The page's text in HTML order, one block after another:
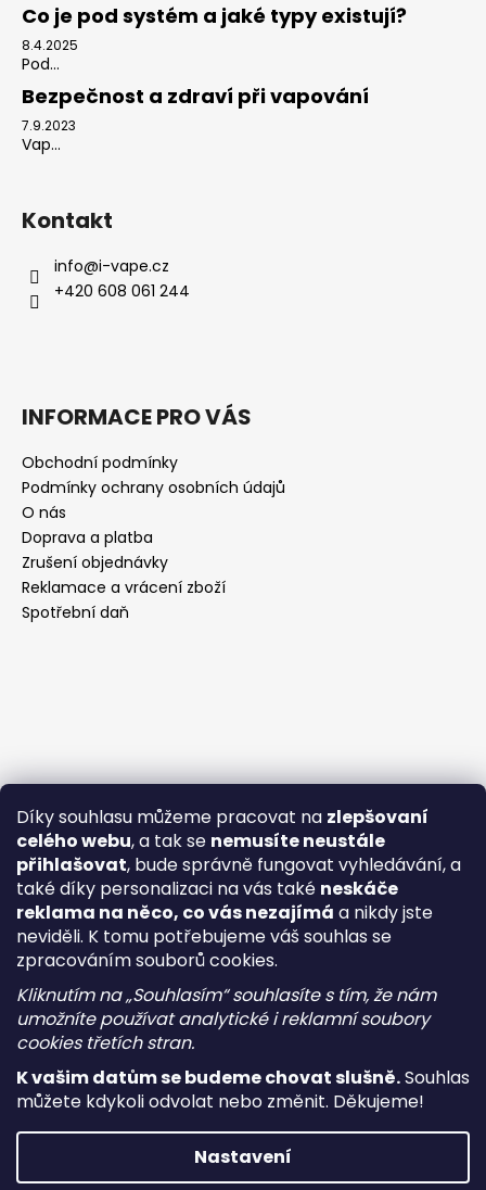
Díky souhlasu můžeme pracovat na zlepšovaní
celého webu, a tak se nemusíte neustále
přihlašovat, bude správně fungovat vyhledávání, a
také díky personalizaci na vás také neskáče
reklama na něco, co vás nezajímá a nikdy jste
neviděli. K tomu potřebujeme váš souhlas se
zpracováním souborů cookies.
Kliknutím na „Souhlasím“ souhlasíte s tím, že nám
umožníte používat analytické i reklamní soubory
cookies třetích stran.
K vašim datům se budeme chovat slušně.Souhlas
můžete kdykoli odvolat nebo změnit. Děkujeme!
Nastavení
Co je pod systém a jaké typy existují?
8.4.2025
Pod...
Bezpečnost a zdraví při vapování
7.9.2023
Vap...
Kontakt
info@i-vape.cz
+420 608 061 244
INFORMACE PRO VÁS
Obchodní podmínky
Podmínky ochrany osobních údajů
O nás
Doprava a platba
Zrušení objednávky
Reklamace a vrácení zboží
Spotřební daň
Vytvořil Shoptet
Copyright 2026i-vape. Všechna práva vyhrazena.Upravit